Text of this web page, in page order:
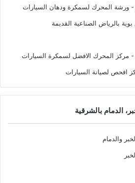
- ورشة المحرك لسمكرة ودهان السيارات
بالرياض الصناعية القديمة
- مركز المحرك الافضل لسمكرة السيارات
افحص لصيانة السيارات
الدمام بالشرقية
والدمام